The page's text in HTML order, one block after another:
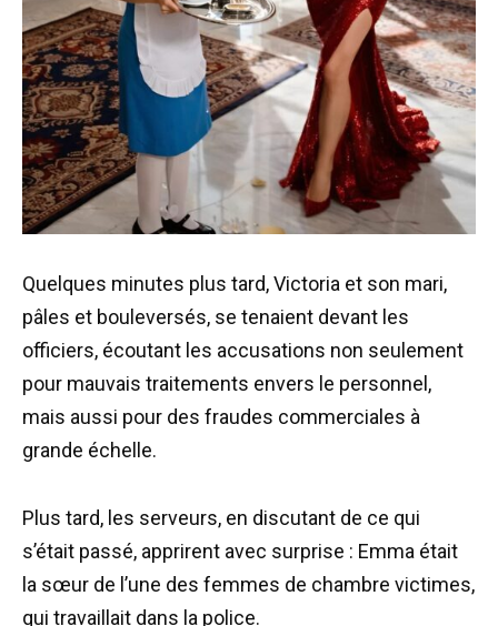
Quelques minutes plus tard, Victoria et son mari,
pâles et bouleversés, se tenaient devant les
officiers, écoutant les accusations non seulement
pour mauvais traitements envers le personnel,
mais aussi pour des fraudes commerciales à
grande échelle.
Plus tard, les serveurs, en discutant de ce qui
s’était passé, apprirent avec surprise : Emma était
la sœur de l’une des femmes de chambre victimes,
qui travaillait dans la police.